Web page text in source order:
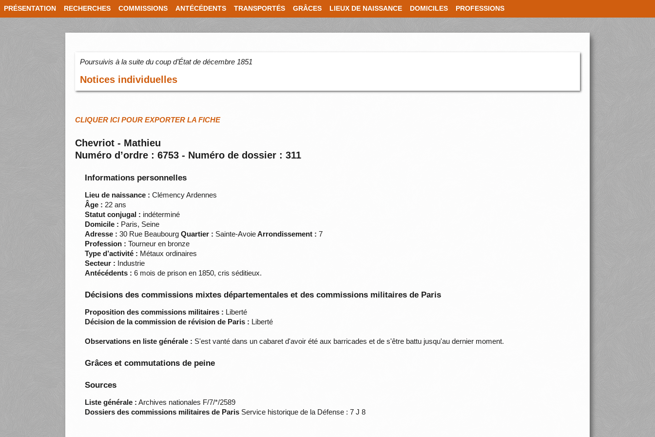
PRÉSENTATION RECHERCHES COMMISSIONS ANTÉCÉDENTS TRANSPORTÉS GRÂCES LIEUX DE NAISSANCE DOMICILES PROFESSIONS
Poursuivis à la suite du coup d’État de décembre 1851
Notices individuelles
CLIQUER ICI POUR EXPORTER LA FICHE
Chevriot - Mathieu
Numéro d’ordre : 6753 - Numéro de dossier : 311
Informations personnelles
Lieu de naissance : Clémency Ardennes
Âge : 22 ans
Statut conjugal : indéterminé
Domicile : Paris, Seine
Adresse : 30 Rue BeaubourgQuartier : Sainte-AvoieArrondissement : 7
Profession : Tourneur en bronze
Type d’activité : Métaux ordinaires
Secteur : Industrie
Antécédents : 6 mois de prison en 1850, cris séditieux.
Décisions des commissions mixtes départementales et des commissions militaires de Paris
Proposition des commissions militaires : Liberté
Décision de la commission de révision de Paris : Liberté
Observations en liste générale : S'est vanté dans un cabaret d'avoir été aux barricades et de s'être battu jusqu'au dernier moment.
Grâces et commutations de peine
Sources
Liste générale : Archives nationales F/7/*/2589
Dossiers des commissions militaires de Paris Service historique de la Défense : 7 J 8